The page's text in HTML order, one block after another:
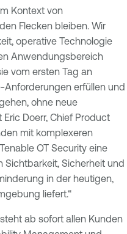
Kontext von
Flecken bleiben. Wir
operative Technologie
Anwendungsbereich
vom ersten Tag an
Anforderungen erfüllen und
ohne neue
Doerr, Chief Product
mit komplexeren
OT Security eine
Sichtbarkeit, Sicherheit und
in der heutigen,
liefert.“
ab sofort allen Kunden